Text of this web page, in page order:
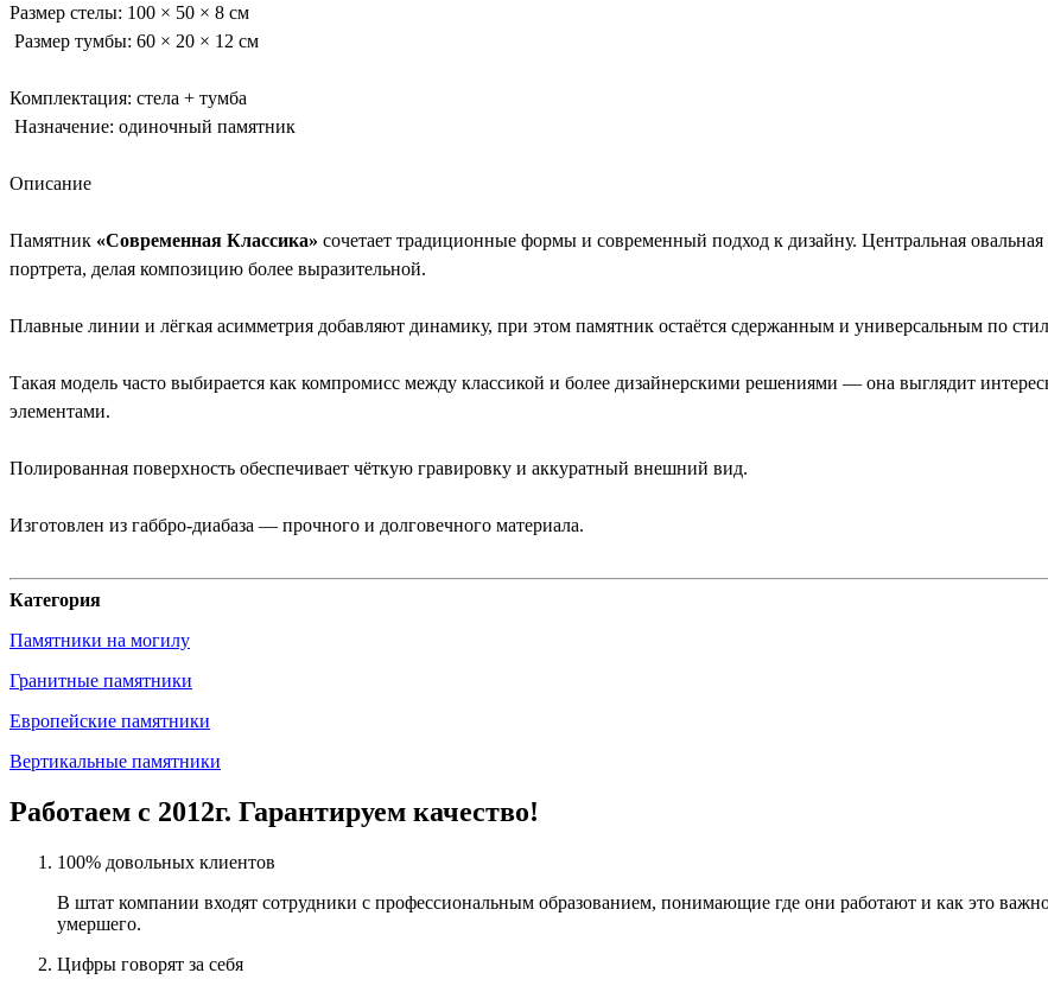
Размер стелы: 100 × 50 × 8 см
Размер тумбы: 60 × 20 × 12 см
Комплектация: стела + тумба
Назначение: одиночный памятник
Описание
Памятник «Современная Классика» сочетает традиционные формы и современный подход к дизайну. Центральная
портрета, делая композицию более выразительной.
Плавные линии и лёгкая асимметрия добавляют динамику, при этом памятник остаётся сдержанным и универсальным по
Такая модель часто выбирается как компромисс между классикой и более дизайнерскими решениями — она выглядит
элементами.
Полированная поверхность обеспечивает чёткую гравировку и аккуратный внешний вид.
Изготовлен из габбро-диабаза — прочного и долговечного материала.
Категория
Памятники на могилу
Гранитные памятники
Европейские памятники
Вертикальные памятники
Работаем с 2012г. Гарантируем качество!
100% довольных клиентов
В штат компании входят сотрудники с профессиональным образованием, понимающие где они работают и как это
умершего.
Цифры говорят за себя